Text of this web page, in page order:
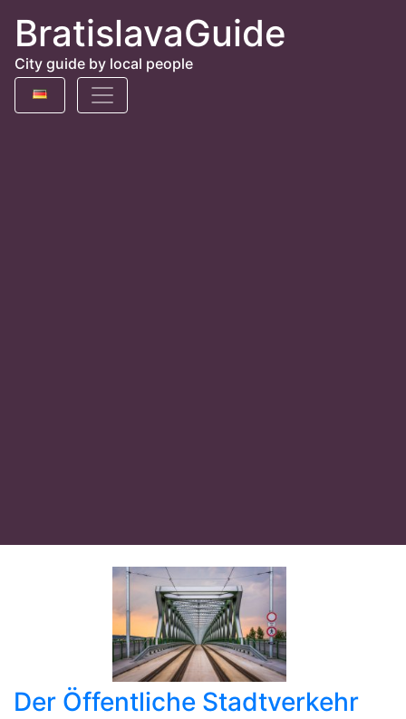
BratislavaGuide
City guide by local people
Der Öffentliche Stadtverkehr